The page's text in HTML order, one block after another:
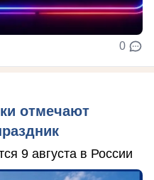
0
отмечают
9 августа в России